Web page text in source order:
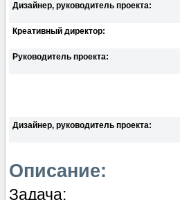
Дизайнер, руководитель проекта:
Креативный директор:
Руководитель проекта:
Дизайнер, руководитель проекта:
Описание:
Задача: